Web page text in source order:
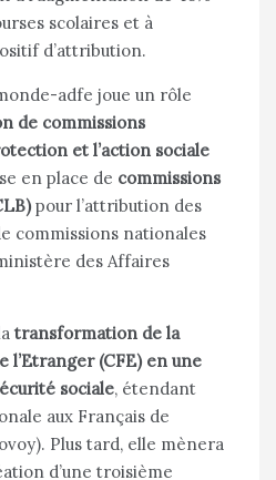
scolaires et à
d’attribution.
adfe joue un rôle
de commissions
et l’action sociale
en place de commissions
pour l’attribution des
commissions nationales
des Affaires
transformation de la
l’Etranger (CFE) en une
sociale, étendant
aux Français de
Plus tard, elle mènera
d’une troisième